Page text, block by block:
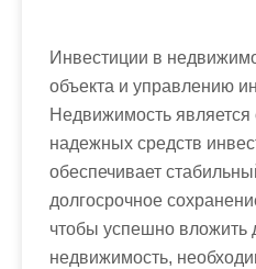
Инвестиции в
объекта и управлению
Недвижимость
надежных средств
обеспечивает
долгосрочное
чтобы успешно вложить
недвижимость,